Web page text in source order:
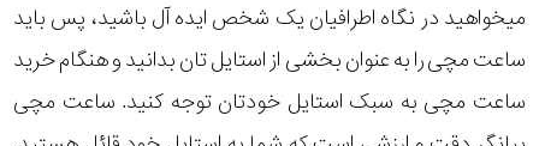
میخواهید در نگاه اطرافیان یک شخص ایده آل باشید، پس باید
ساعت مچی را به عنوان بخشی از استایل تان بدانید و هنگام خرید
ساعت مچی به سبک استایل خودتان توجه کنید. ساعت مچی